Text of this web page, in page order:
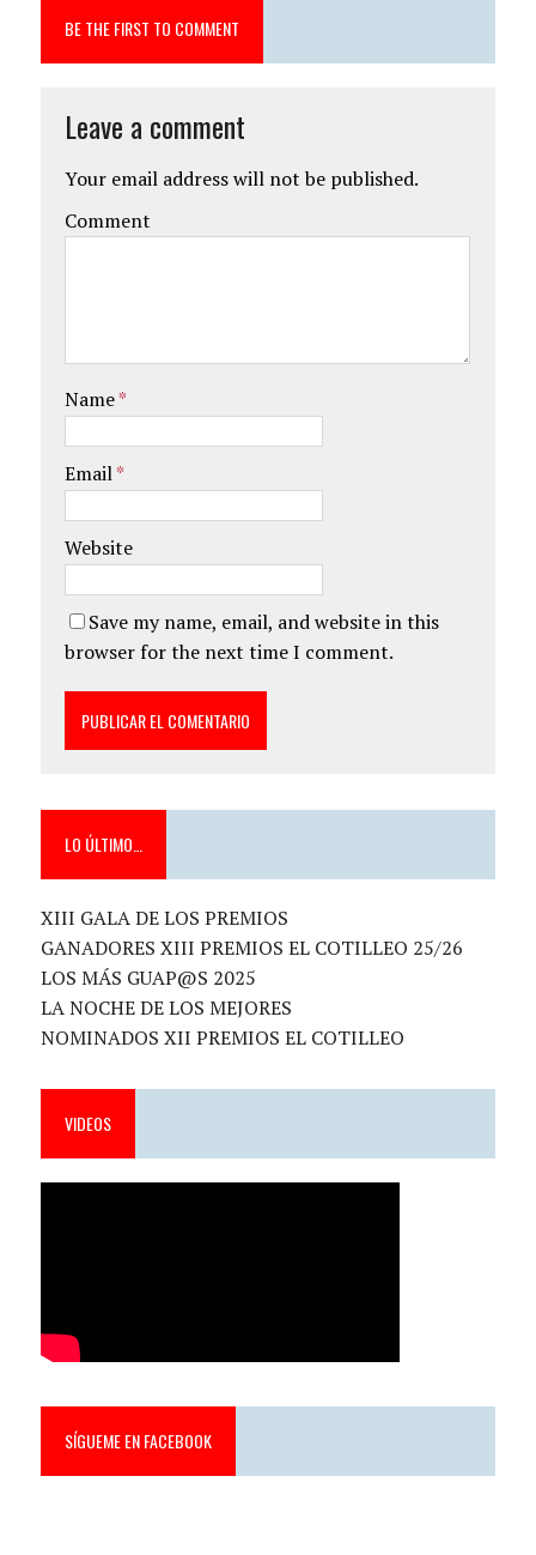
BE THE FIRST TO COMMENT
Leave a comment
Your email address will not be published.
Comment
Name*
Email*
Website
Save my name, email, and website in this
browser for the next time I comment.
LO ÚLTIMO…
XIII GALA DE LOS PREMIOS
GANADORES XIII PREMIOS EL COTILLEO 25/26
LOS MÁS GUAP@S 2025
LA NOCHE DE LOS MEJORES
NOMINADOS XII PREMIOS EL COTILLEO
VIDEOS
SÍGUEME EN FACEBOOK